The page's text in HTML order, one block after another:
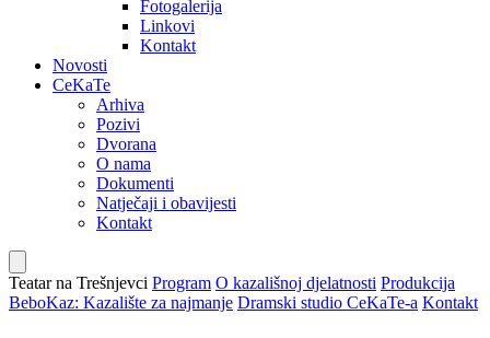
Fotogalerija
Linkovi
Kontakt
Novosti
CeKaTe
Arhiva
Pozivi
Dvorana
O nama
Dokumenti
Natječaji i obavijesti
Kontakt
Teatar na Trešnjevci Program O kazališnoj djelatnosti Produkcija
BeboKaz: Kazalište za najmanje Dramski studio CeKaTe-a Kontakt